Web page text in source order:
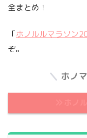
全まとめ！
「ホノルルマラソン
ぞ。
ホノ